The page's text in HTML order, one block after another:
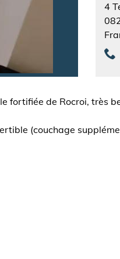
4
de Rocroi, très
(couchage